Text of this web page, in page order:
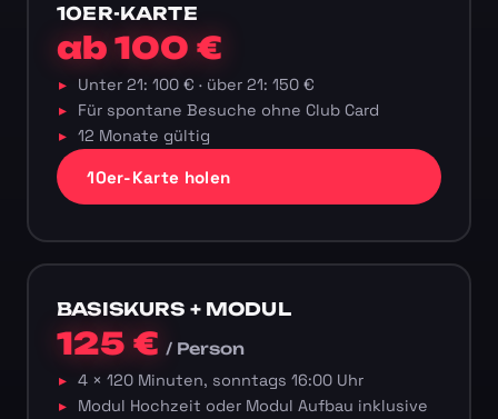
10ER-KARTE
ab 100 €
Unter 21: 100 € · über 21: 150 €
Für spontane Besuche ohne Club Card
12 Monate gültig
10er-Karte holen
BASISKURS + MODUL
125 €/ Person
4 × 120 Minuten, sonntags 16:00 Uhr
Modul Hochzeit oder Modul Aufbau inklusive